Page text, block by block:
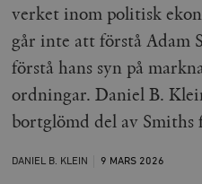
verket inom politisk
går inte att förstå Adam
förstå hans syn på
ordningar. Daniel B.
bortglömd del av Smiths
DANIEL B. KLEIN 9 MARS 2026